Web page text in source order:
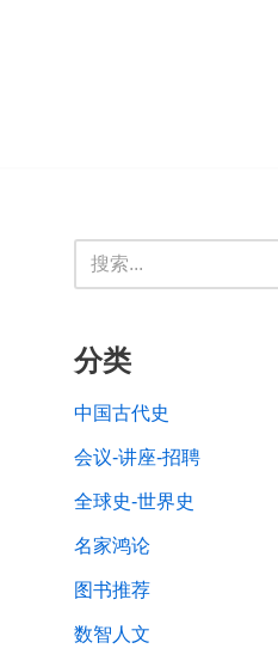
分类
中国古代史
会议-讲座-招聘
全球史-世界史
名家鸿论
图书推荐
数智人文